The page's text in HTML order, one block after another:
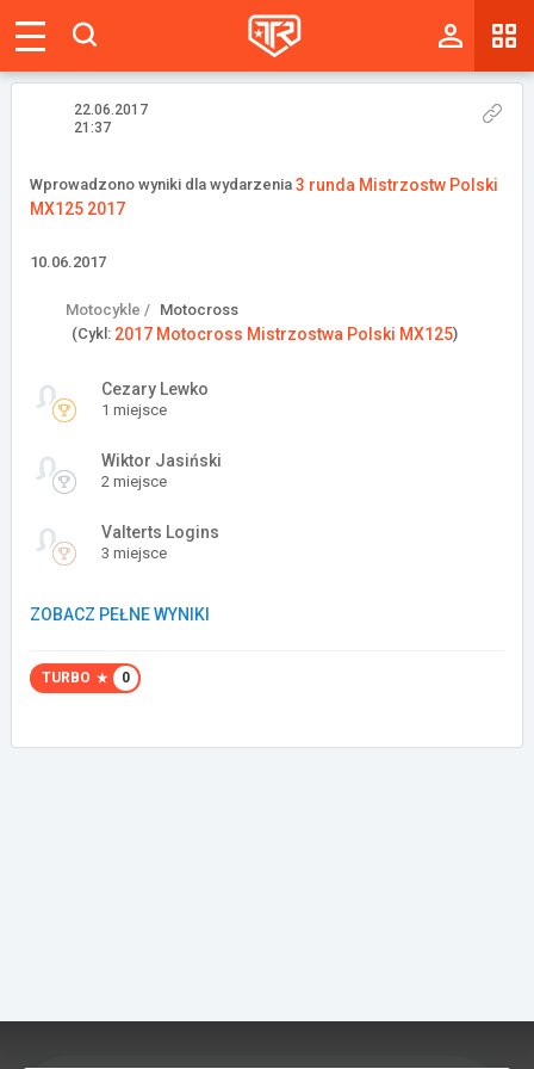
Tablica
Blogi
Galerie
Wydarzenia
Ranking
Załóż konto
22.06.2017
21:37
Wprowadzono wyniki dla wydarzenia 3 runda Mistrzostw Polski
MX125 2017
10.06.2017
Motocykle / Motocross
(Cykl: 2017 Motocross Mistrzostwa Polski MX125)
Cezary Lewko
1 miejsce
Wiktor Jasiński
2 miejsce
Valterts Logins
3 miejsce
ZOBACZ PEŁNE WYNIKI
TURBO 0